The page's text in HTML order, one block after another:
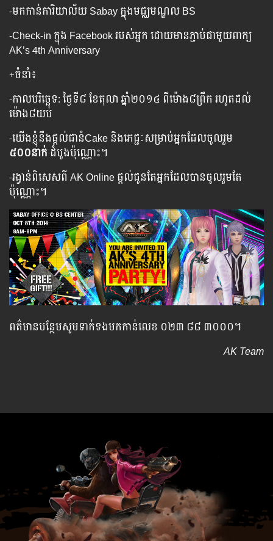
-មកកាន់ការិយាល័យ Sabay ក្នុងមជ្ឈមណ្ឌល BS
-Check-in ក្នុង Facebook របស់អ្នក ដោយមានភ្ជាប់ជាមួយពាក្យ
AK’s 4th Anniversary
+ចំនាំ៖
-កាលបរិច្ឆេទ: ថ្ងៃទី៨ ខែតុលា ឆ្នាំ២០១៤ ពីម៉ោង៨ព្រឹក រហូតដល់
ម៉ោង៨យប់
-យើងខ្ញុំនឹងផ្តល់ជានំCake និងភេជ្ជៈសម្រាប់អ្នកដែលចូលរួម
៥០០នាក់ ដំបូងប៉ុណ្ណោះ។
-រង្វាន់ពិសេសពី AK Online ផ្តល់ជូនតែអ្នកដែលបានចូលរួមតែ
ប៉ុណ្ណោះ។
ពត៌មានបន្ថែមសូមទាក់ទងមកកាន់លេខ ០២៣ ៨៨ ៣០០០។
AK Team